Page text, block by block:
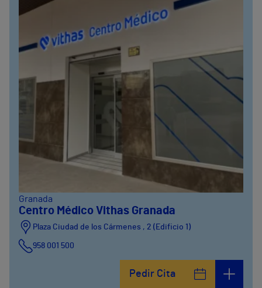
Granada
Centro Médico Vithas Granada
Plaza Ciudad de los Cármenes , 2 (Edificio 1)
958 001 500
Pedir Cita